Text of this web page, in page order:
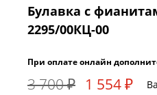
Булавка с
2295/00КЦ-00
При оплате онлайн
3 700 ₽ 1 554 ₽